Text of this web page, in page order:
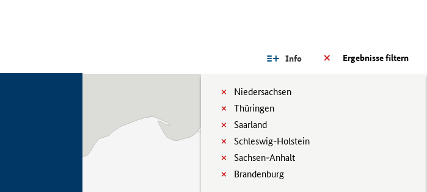
Ergebnisse filtern
Info
Niedersachsen
Thüringen
Saarland
Schleswig-Holstein
Sachsen-Anhalt
Brandenburg